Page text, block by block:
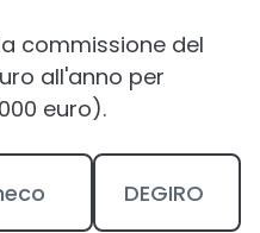
commissione del
all'anno per
euro).
DEGIRO